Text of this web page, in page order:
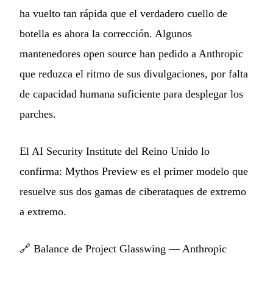
ha vuelto tan rápida que el verdadero cuello de
botella es ahora la corrección. Algunos
mantenedores open source han pedido a Anthropic
que reduzca el ritmo de sus divulgaciones, por falta
de capacidad humana suficiente para desplegar los
parches.
El AI Security Institute del Reino Unido lo
confirma: Mythos Preview es el primer modelo que
resuelve sus dos gamas de ciberataques de extremo
a extremo.
🔗 Balance de Project Glasswing — Anthropic